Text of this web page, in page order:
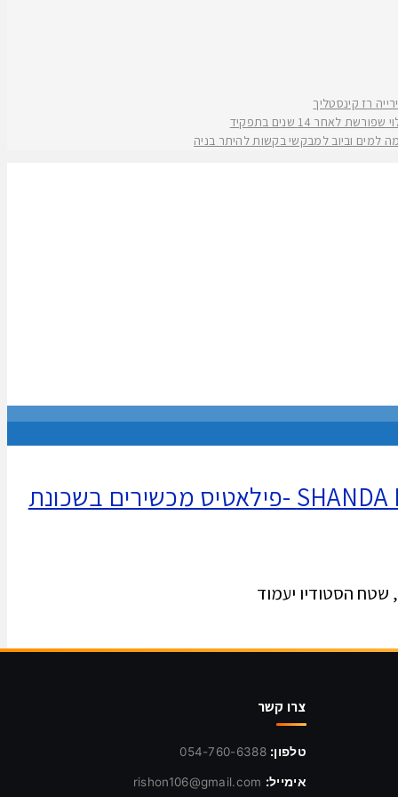
14 שנים בתפקיד
למים וביוב למבקשי בקשות להיתר בניה
שני,היתה ילדה מלאה שהפכה לספורטאית והחליטה לפתוח סטודיו של רשת SHANDA Pilates -פילאטיס מכשירים בשכונת
צרו קשר
טלפון: 054-760-6388
אימייל: rishon106@gmail.com